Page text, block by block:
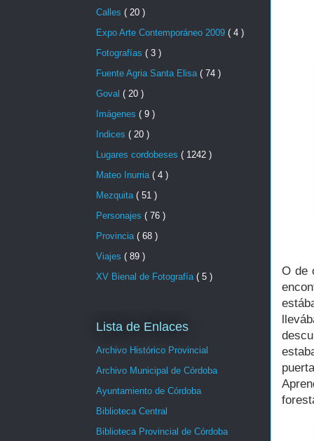
O de
Calles ( 20 )
Expo Arte Contemporáneo 2009 ( 4 )
Fotografías ( 3 )
Fuente Agria Santa Elisa ( 74 )
Goval ( 20 )
Imágenes ( 9 )
Indices ( 20 )
Lugares cordobeses ( 1242 )
Mateo Inurria ( 4 )
Mezquita ( 51 )
Personajes ( 76 )
Provincia ( 68 )
Viajes ( 89 )
XV Bienal de Fotografía ( 5 )
Lista de Enlaces
Archivo Histórico Provincial
Archivo Municipal de Córdoba
Ayuntamiento de Córdoba
Biblioteca Central
Biblioteca Provincial de Córdoba